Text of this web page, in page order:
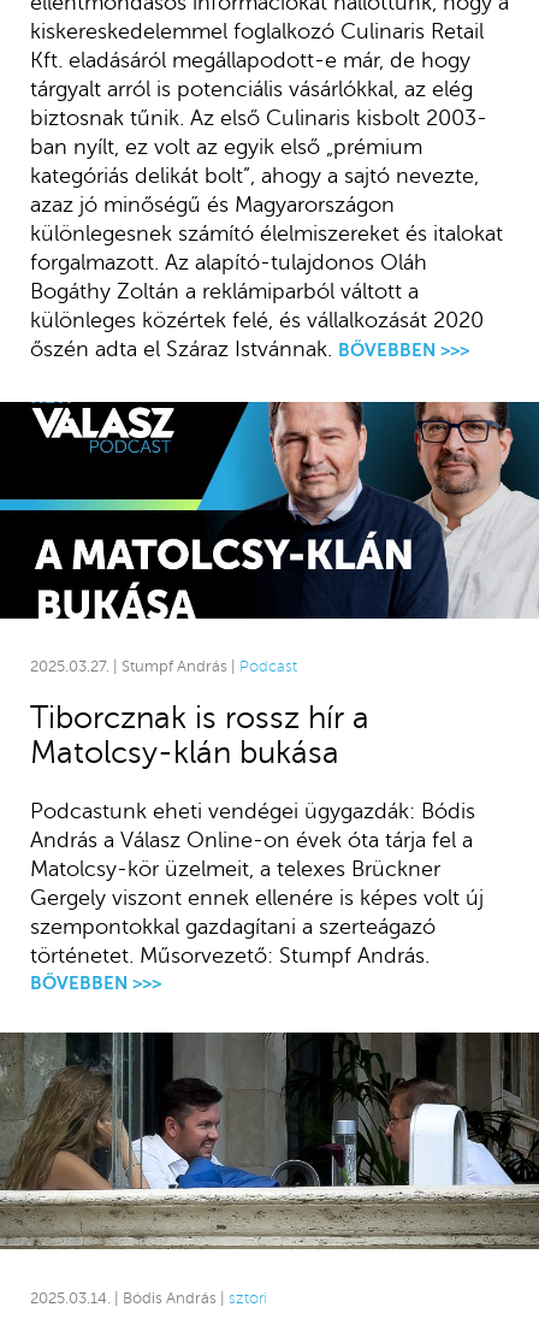
kiskereskedelemmel foglalkozó Culinaris Retail
Kft. eladásáról megállapodott-e már, de hogy
tárgyalt arról is potenciális vásárlókkal, az elég
biztosnak tűnik. Az első Culinaris kisbolt 2003-
ban nyílt, ez volt az egyik első „prémium
kategóriás delikát bolt”, ahogy a sajtó nevezte,
azaz jó minőségű és Magyarországon
különlegesnek számító élelmiszereket és italokat
forgalmazott. Az alapító-tulajdonos Oláh
Bogáthy Zoltán a reklámiparból váltott a
különleges közértek felé, és vállalkozását 2020
őszén adta el Száraz Istvánnak.
BŐVEBBEN >>>
2025.03.27. | Stumpf András | Podcast
Tiborcznak is rossz hír a
Matolcsy-klán bukása
Podcastunk eheti vendégei ügygazdák: Bódis
András a Válasz Online-on évek óta tárja fel a
Matolcsy-kör üzelmeit, a telexes Brückner
Gergely viszont ennek ellenére is képes volt új
szempontokkal gazdagítani a szerteágazó
történetet. Műsorvezető: Stumpf András.
BŐVEBBEN >>>
2025.03.14. | Bódis András | sztori